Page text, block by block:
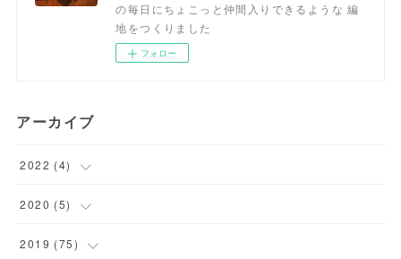
の毎日にちょこっと仲間入りできるような 編
地をつくりました
フォロー
アーカイブ
2022 (4)
(1
(1)
2020 (5)
(5)
2019 (75)